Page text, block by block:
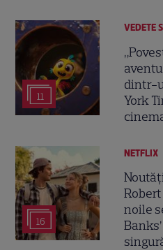
11
VEDETE
dintr-
York
16
NETFLIX
Robert
noile